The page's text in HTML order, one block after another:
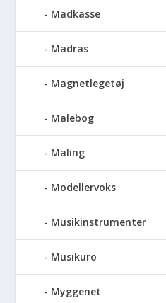
Madkasse
Madras
Magnetlegetøj
Malebog
Maling
Modellervoks
Musikinstrumenter
Musikuro
Myggenet